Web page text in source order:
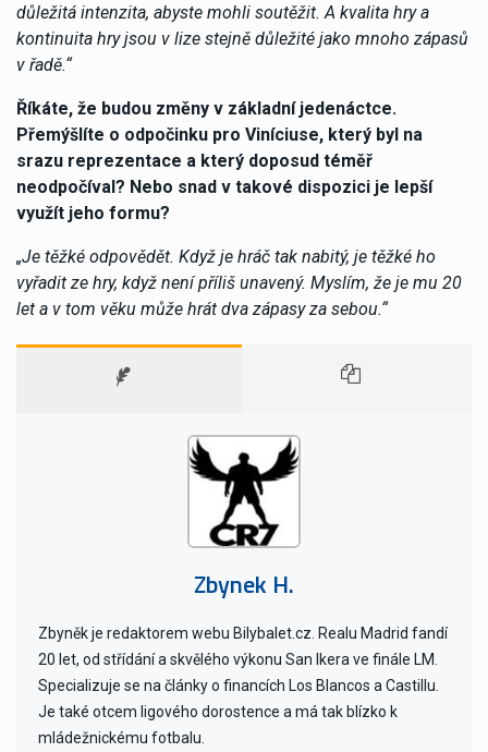
důležitá intenzita, abyste mohli soutěžit. A kvalita hry a
kontinuita hry jsou v lize stejně důležité jako mnoho zápasů
v řadě.“
Říkáte, že budou změny v základní jedenáctce.
Přemýšlíte o odpočinku pro Viníciuse, který byl na
srazu reprezentace a který doposud téměř
neodpočíval? Nebo snad v takové dispozici je lepší
využít jeho formu?
„Je těžké odpovědět. Když je hráč tak nabitý, je těžké ho
vyřadit ze hry, když není příliš unavený. Myslím, že je mu 20
let a v tom věku může hrát dva zápasy za sebou.“
Zbynek H.
Zbyněk je redaktorem webu Bilybalet.cz. Realu Madrid fandí
20 let, od střídání a skvělého výkonu San Ikera ve finále LM.
Specializuje se na články o financích Los Blancos a Castillu.
Je také otcem ligového dorostence a má tak blízko k
mládežnickému fotbalu.